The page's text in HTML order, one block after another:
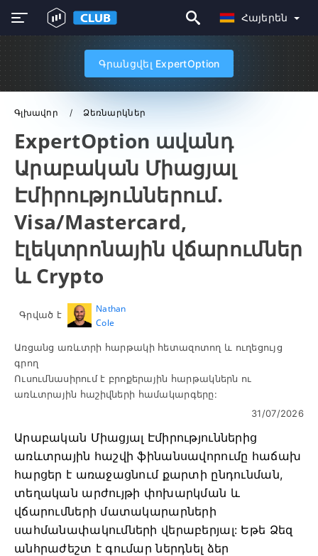
Հայերեն
Գրանցվել ExpertOption
Գլխավոր Ձեռնարկներ
ExpertOption ավանդ
Արաբական Միացյալ
Էմիրություններում.
Visa/Mastercard,
էլեկտրոնային վճարումներ
և Crypto
Գրված է
Nathan
Cole
Առցանց առևտրի հարթակի հետազոտող և ուղեցույց
գրող
Ուսումնասիրում է բրոքերային հարթակներն ու
առևտրային հաշիվների համակարգերը:
31/07/2026
Արաբական Միացյալ Էմիրություններից
առևտրային հաշվի ֆինանսավորումը հաճախ
հարցեր է առաջացնում քարտի ընդունման,
տեղական արժույթի փոխարկման և
վճարումների մատակարարների
սահմանափակումների վերաբերյալ: Եթե ​​Ձեզ
անհրաժեշտ է գումար ներդնել ձեր